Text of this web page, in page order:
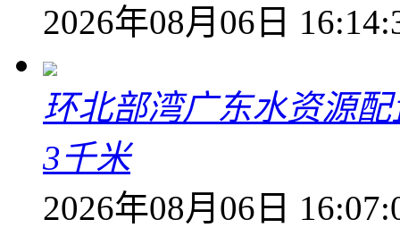
2026年08月06日
环北部湾广东水资源
3千米
2026年08月06日